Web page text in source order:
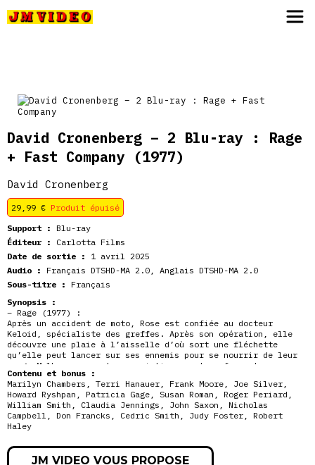
David Cronenberg – 2 Blu-ray : Rage
+ Fast Company (1977)
David Cronenberg
29,99 € Produit épuisé
Support : Blu-ray
Éditeur :
Carlotta Films
Date de sortie :
1 avril 2025
Audio : Français DTSHD-MA 2.0, Anglais DTSHD-MA 2.0
Sous-titre : Français
Synopsis :
– Rage (1977) :
Après un accident de moto, Rose est confiée au docteur
Keloid, spécialiste des greffes. Après son opération, elle
découvre une plaie à l’aisselle d’où sort une fléchette
qu’elle peut lancer sur ses ennemis pour se nourrir de leur
sang. Malheureusement, ses victimes se transforment
zombies assoiffés de sang…
– Fast Company (1979) :
Lonnie Johnson a consacré sa vie à sa passion : la course de
dragster. Au volant de son bolide, il est devenu un véritable
héros national. Mais depuis longtemps, Lonnie tente de
impitoyable qui n’a plus guère à voir avec l’esprit sportif…
Contenu et bonus :
Marilyn Chambers, Terri Hanauer, Frank Moore, Joe Silver,
Howard Ryshpan, Patricia Gage, Susan Roman, Roger Periard,
William Smith, Claudia Jennings, John Saxon, Nicholas
Campbell, Don Francks, Cedric Smith, Judy Foster, Robert
Haley
JM VIDEO VOUS PROPOSE